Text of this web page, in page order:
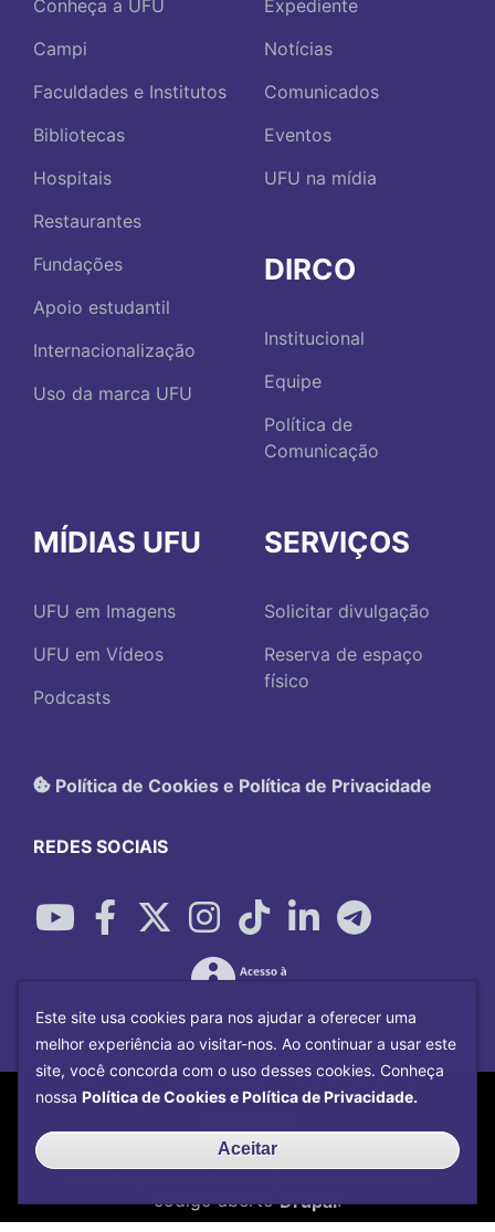
Conheça a UFU
Campi
Faculdades e Institutos
Bibliotecas
Hospitais
Restaurantes
Fundações
Apoio estudantil
Internacionalização
Uso da marca UFU
Expediente
Notícias
Comunicados
Eventos
UFU na mídia
DIRCO
Institucional
Equipe
Política de
Comunicação
MÍDIAS UFU
UFU em Imagens
UFU em Vídeos
Podcasts
SERVIÇOS
Solicitar divulgação
Reserva de espaço
físico
Política de Cookies e Política de Privacidade
REDES SOCIAIS
Copyright©2026Universidade Federal
Desenvolvido porCentro de Tecnologia da
Informação e Comunicaçãocom o CMS de
código abertoDrupal.
Este site usa cookies para nos ajudar a oferecer uma
melhor experiência ao visitar-nos. Ao continuar a usar este
site, você concorda com o uso desses cookies. Conheça
nossa Política de Cookies e Política de Privacidade.
Aceitar